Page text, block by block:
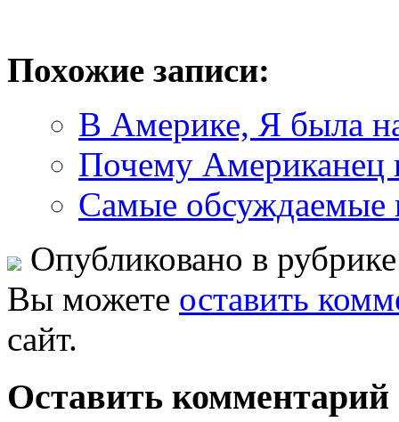
Похожие записи:
В Америке, Я была
Почему Американец
Самые обсуждаемые
Опубликовано в
Вы можете оставить
сайт.
Оставить комментарий